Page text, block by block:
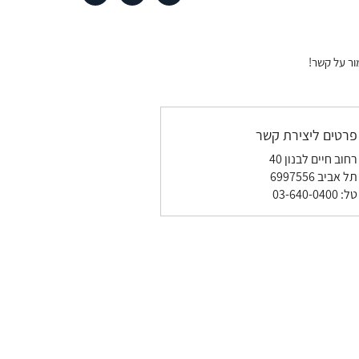
על קשר!
פרטים ליצירת קשר
רחוב חיים לבנון 40
תל אביב 6997556
טל:
03-640-0400